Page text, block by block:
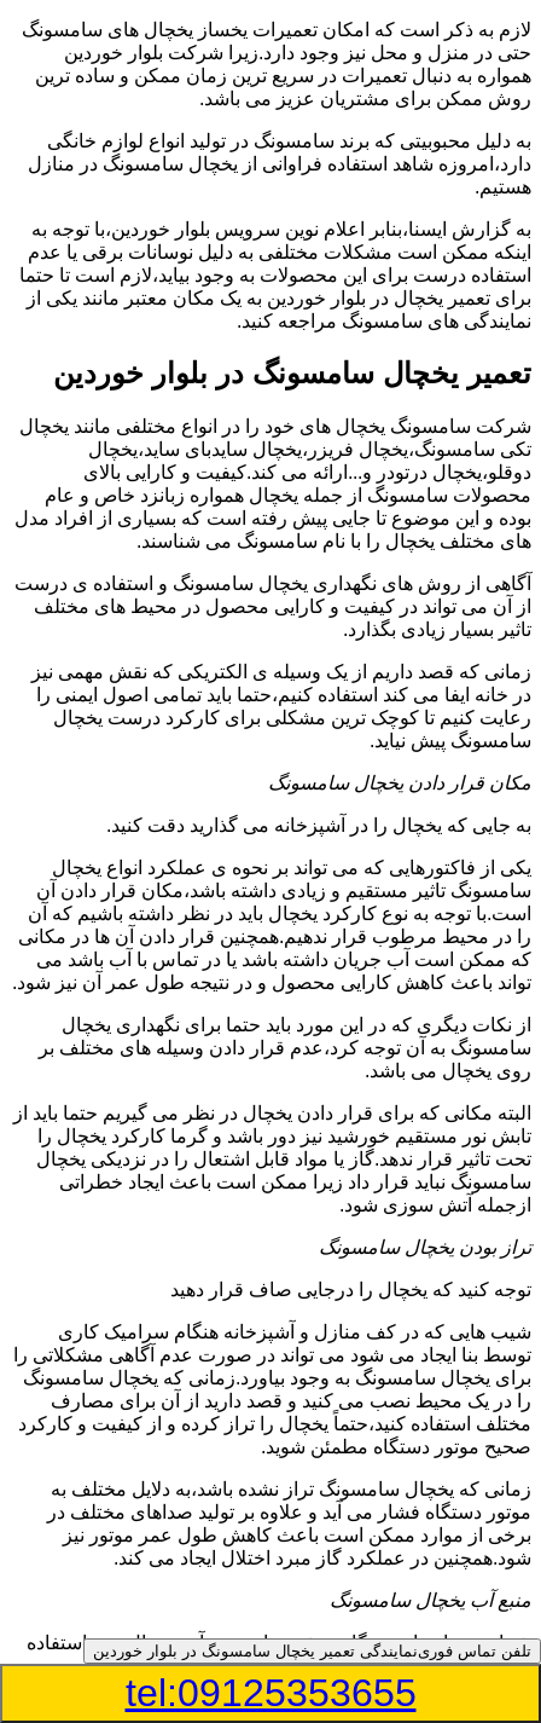
لازم به ذکر است که امکان تعمیرات یخساز یخچال های سامسونگ
حتی در منزل و محل نیز وجود دارد.زیرا شرکت بلوار خوردین
همواره به دنبال تعمیرات در سریع ترین زمان ممکن و ساده ترین
روش ممکن برای مشتریان عزیز می باشد.
به دلیل محبوبیتی که برند سامسونگ در تولید انواع لوازم خانگی
دارد،امروزه شاهد استفاده فراوانی از یخچال سامسونگ در منازل
هستیم.
به گزارش ایسنا،بنابر اعلام نوین سرویس بلوار خوردین،با توجه به
اینکه ممکن است مشکلات مختلفی به دلیل نوسانات برقی یا عدم
استفاده درست برای این محصولات به وجود بیاید،لازم است تا حتما
برای تعمیر یخچال در بلوار خوردین به یک مکان معتبر مانند یکی از
نمایندگی های سامسونگ مراجعه کنید.
تعمیر یخچال سامسونگ در بلوار خوردین
شرکت سامسونگ یخچال های خود را در انواع مختلفی مانند یخچال
تکی سامسونگ،یخچال فریزر،یخچال سایدبای ساید،یخچال
دوقلو،یخچال درتودر و...ارائه می کند.کیفیت و کارایی بالای
محصولات سامسونگ از جمله یخچال همواره زبانزد خاص و عام
بوده و این موضوع تا جایی پیش رفته است که بسیاری از افراد مدل
های مختلف یخچال را با نام سامسونگ می شناسند.
آگاهی از روش های نگهداری یخچال سامسونگ و استفاده ی درست
از آن می تواند در کیفیت و کارایی محصول در محیط های مختلف
تاثیر بسیار زیادی بگذارد.
زمانی که قصد داریم از یک وسیله ی الکتریکی که نقش مهمی نیز
در خانه ایفا می کند استفاده کنیم،حتما باید تمامی اصول ایمنی را
رعایت کنیم تا کوچک ترین مشکلی برای کارکرد درست یخچال
سامسونگ پیش نیاید.
مکان قرار دادن یخچال سامسونگ
به جایی که یخچال را در آشپزخانه می گذارید دقت کنید.
یکی از فاکتورهایی که می تواند بر نحوه ی عملکرد انواع یخچال
سامسونگ تاثیر مستقیم و زیادی داشته باشد،مکان قرار دادن آن
است.با توجه به نوع کارکرد یخچال باید در نظر داشته باشیم که آن
را در محیط مرطوب قرار ندهیم.همچنین قرار دادن آن ها در مکانی
که ممکن است آب جریان داشته باشد یا در تماس با آب باشد می
تواند باعث کاهش کارایی محصول و در نتیجه طول عمر آن نیز شود.
از نکات دیگری که در این مورد باید حتما برای نگهداری یخچال
سامسونگ به آن توجه کرد،عدم قرار دادن وسیله های مختلف بر
روی یخچال می باشد.
البته مکانی که برای قرار دادن یخچال در نظر می گیریم حتما باید از
تابش نور مستقیم خورشید نیز دور باشد و گرما کارکرد یخچال را
تحت تاثیر قرار ندهد.گاز یا مواد قابل اشتعال را در نزدیکی یخچال
سامسونگ نباید قرار داد زیرا ممکن است باعث ایجاد خطراتی
ازجمله آتش سوزی شود.
تراز بودن یخچال سامسونگ
توجه کنید که یخچال را درجایی صاف قرار دهید
شیب هایی که در کف منازل و آشپزخانه هنگام سرامیک کاری
توسط بنا ایجاد می شود می تواند در صورت عدم آگاهی مشکلاتی را
برای یخچال سامسونگ به وجود بیاورد.زمانی که یخچال سامسونگ
را در یک محیط نصب می کنید و قصد دارید از آن برای مصارف
مختلف استفاده کنید،حتماً یخچال را تراز کرده و از کیفیت و کارکرد
صحیح موتور دستگاه مطمئن شوید.
زمانی که یخچال سامسونگ تراز نشده باشد،به دلایل مختلف به
موتور دستگاه فشار می آید و علاوه بر تولید صداهای مختلف در
برخی از موارد ممکن است باعث کاهش طول عمر موتور نیز
شود.همچنین در عملکرد گاز مبرد اختلال ایجاد می کند.
منبع آب یخچال سامسونگ
شما می توانید از دستگاه تصفیه برای منبع آب یخچال خود استفاده
کنید
در دفترچه راهنمای یخچال سامسونگ قسمت ویژه ای به منبع آب
تلفن تماس فورینمایندگی تعمیر یخچال سامسونگ در بلوار خوردین
tel:09125353655